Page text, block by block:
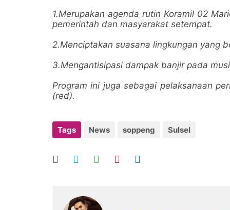
1.Merupakan agenda rutin Koramil 02
pemerintah dan masyarakat setempat.
2.Menciptakan suasana lingkungan yang
3.Mengantisipasi dampak banjir pada
Program ini juga sebagai pelaksanaan
(red).
Tags News soppeng Sulsel